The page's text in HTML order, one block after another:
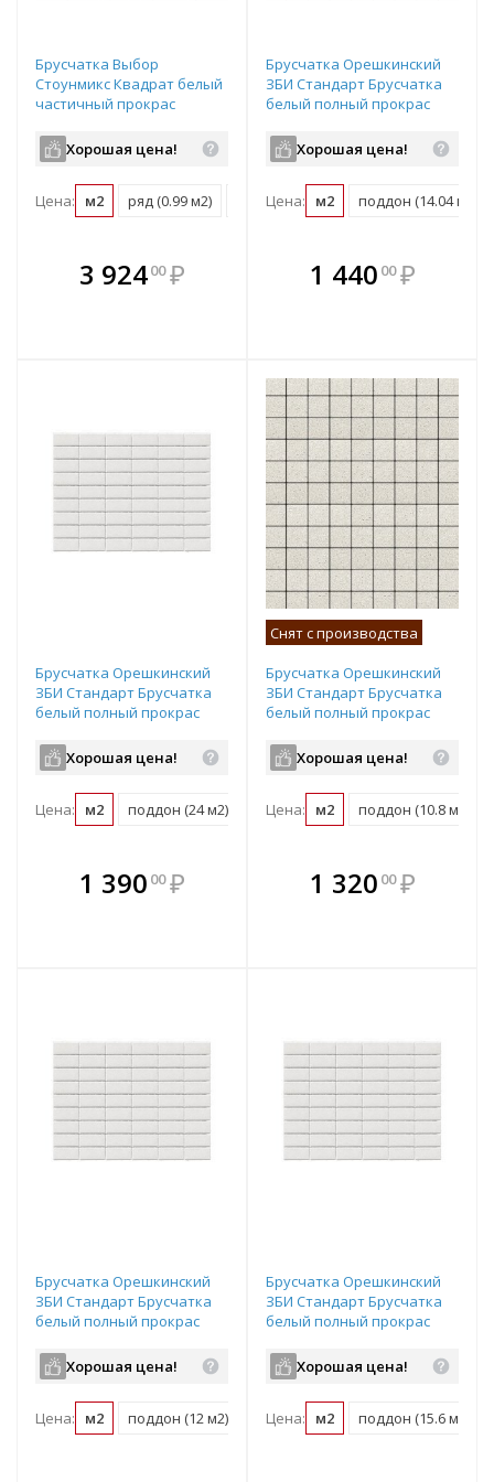
Брусчатка Выбор
Стоунмикс Квадрат белый
частичный прокрас
Хорошая цена!
Цена: м2 ряд (0.99 м2) поддон (11.88 м2)
3 92400 ₽
В комплекте
всегда выгоднее!
Брусчатка Орешкинский
ЗБИ Стандарт Брусчатка
белый полный прокрас
Хорошая цена!
Цена: м2 поддон (14.04 м2)
В комплекте
всегда выгоднее!
1 440 00 ₽
Брусчатка Орешкинский
ЗБИ Стандарт Брусчатка
белый полный прокрас
Хорошая цена!
Цена: м2 поддон (24 м2)
1 390 00 ₽
В комплекте
всегда выгоднее!
Снят с производства
Брусчатка Орешкинский
ЗБИ Стандарт Брусчатка
белый полный прокрас
Хорошая цена!
Цена: м2 поддон (10.8 м2)
В комплекте
всегда выгоднее!
1 320 00 ₽
Брусчатка Орешкинский
ЗБИ Стандарт Брусчатка
белый полный прокрас
Хорошая цена!
Цена: м2 поддон (12 м2)
Брусчатка Орешкинский
ЗБИ Стандарт Брусчатка
белый полный прокрас
Хорошая цена!
Цена: м2 поддон (15.6 м2)